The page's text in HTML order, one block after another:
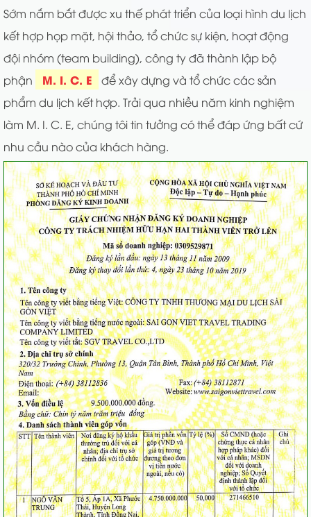
Sớm nắm bắt được xu thế phát triển của loại hình du lịch
kết hợp họp mặt, hội thảo, tổ chức sự kiện, hoạt động
đội nhóm (team building), công ty đã thành lập bộ
phận
M. I. C. E
để xây dựng và tổ chức các sản
phẩm du lịch kết hợp. Trải qua nhiều năm kinh nghiệm
làm M. I. C. E, chúng tôi tin tưởng có thể đáp ứng bất cứ
nhu cầu nào của khách hàng.